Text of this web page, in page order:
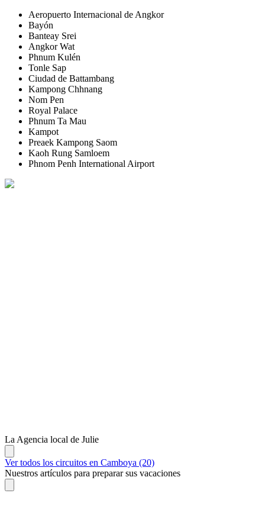
Aeropuerto Internacional de Angkor
Bayón
Banteay Srei
Angkor Wat
Phnum Kulén
Tonle Sap
Ciudad de Battambang
Kampong Chhnang
Nom Pen
Royal Palace
Phnum Ta Mau
Kampot
Preaek Kampong Saom
Kaoh Rung Samloem
Phnom Penh International Airport
La Agencia local de Julie
Ver todos los circuitos en Camboya (20)
Nuestros artículos para preparar sus vacaciones